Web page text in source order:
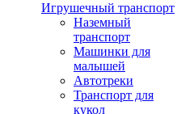
Игрушечный транспорт
Наземный
транспорт
Машинки для
малышей
Автотреки
Транспорт для
кукол